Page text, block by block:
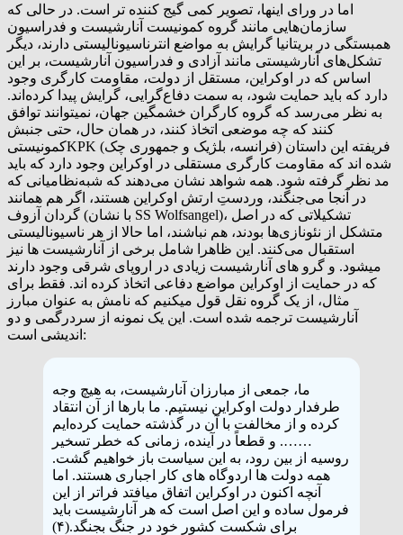
اما در ورای اینها، تصویر کمی گیج کننده تر است. در حالی که
سازمان‌هایی مانند گروه کمونیست آنارشیست و فدراسیون
همبستگی در بریتانیا گرایش به مواضع انترناسیونالیستی دارند، دیگر
تشکل‌های آنارشیستی مانند آزادی و فدراسیون آنارشیست، بر این
اساس که در اوکراین، مستقل از دولت، مقاومت کارگری وجود
دارد که باید حمایت شود، به سمت دفاع‌گرایی، گرایش پیدا کرده‌اند.
به نظر می‌رسد که گروه کارگران خشمگین جهان، نمیتوانند توافق
کنند که چه موضعی اتخاذ کنند، در همان حال، حتی جنبش
کمونیستیKPK (فرانسه، بلژیک و جمهوری چک) فریفته این داستان
شده اند که مقاومت کارگری مستقلی در اوکراین وجود دارد که باید
مد نظر گرفته شود. همه شواهد نشان می‌دهند که شبه‌نظامیانی که
در آنجا می‌جنگند، وردستِ ارتش اوکراین هستند، اگر هم همانند
گردان آزوف (با نشان SS Wolfsangel)، تشکیلاتی که در اصل
متشکل از نئونازی‌ها بودند، هم نباشند، اما حالا از هر ناسیونالیستی
استقبال می‌کنند. این ظاهرا شامل برخی از آنارشیست ها نیز
میشود. و گرو‌ های آنارشیست زیادی در اروپای شرقی وجود دارند
که در حمایت از اوکراین مواضع دفاعی اتخاذ کرده اند. فقط برای
مثال، از یک گروه نقل قول میکنیم که نامش به عنوان مبارز
آنارشیست ترجمه شده است. این یک نمونه از سردرگمی و دو
اندیشی است:
ما، جمعی از مبارزان آنارشیست، به هیچ وجه
طرفدار دولت اوکراین نیستیم. ما بارها از آن انتقاد
کرده و از مخالفت با آن در گذشته حمایت کرده‌ایم
……. و قطعاً در آینده، زمانی که خطر تسخیر
روسیه از بین رود، به این سیاست باز خواهیم گشت.
همه دولت ها اردوگاه های کار اجباری هستند. اما
آنچه اکنون در اوکراین اتفاق میافتد فراتر از این
فرمول ساده و این اصل است که هر آنارشیست باید
برای شکست کشور خود در جنگ بجنگد.(۴)